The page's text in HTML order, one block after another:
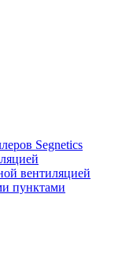
Segnetics
вентиляцией
пунктами